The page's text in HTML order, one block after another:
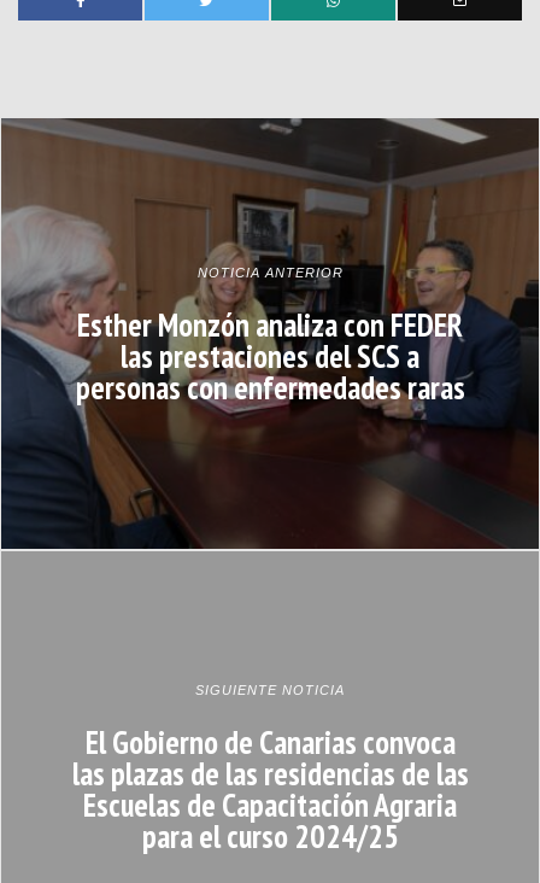
NOTICIA ANTERIOR
Esther Monzón analiza con FEDER
las prestaciones del SCS a
personas con enfermedades raras
SIGUIENTE NOTICIA
El Gobierno de Canarias convoca
las plazas de las residencias de las
Escuelas de Capacitación Agraria
para el curso 2024/25